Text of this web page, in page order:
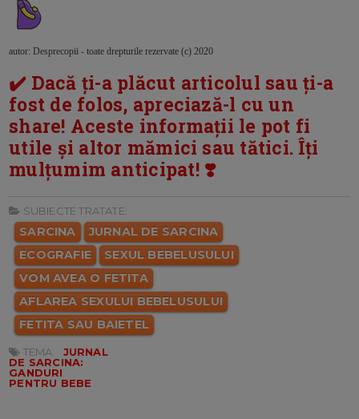
autor: Desprecopii - toate drepturile rezervate (c) 2020
✔️ Dacă ți-a plăcut articolul sau ți-a
fost de folos, apreciază-l cu un
share! Aceste informații le pot fi
utile și altor mămici sau tătici. Îți
mulțumim anticipat! ❣️
SUBIECTE TRATATE:
SARCINA
JURNAL DE SARCINA
ECOGRAFIE
SEXUL BEBELUSULUI
VOM AVEA O FETITA
AFLAREA SEXULUI BEBELUSULUI
FETITA SAU BAIETEL
TEMA:
JURNAL
DE SARCINA:
GANDURI
PENTRU BEBE